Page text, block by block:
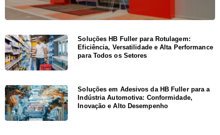
Soluções HB Fuller para Rotulagem:
Eficiência, Versatilidade e Alta Performance
para Todos os Setores
Soluções em Adesivos da HB Fuller para a
Indústria Automotiva: Conformidade,
Inovação e Alto Desempenho